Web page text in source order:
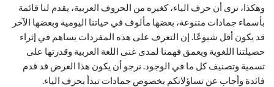
وهكذا، نرى أن حرف الياء، كغيره من الحروف العربية، يقدم لنا قائمة
بأسماء جمادات متنوعة، بعضها مألوف في حياتنا اليومية وبعضها الآخر
قد يكون أقل شيوعًا. إن التعرف على هذه المفردات يساهم في إثراء
حصيلتنا اللغوية ويعمق فهمنا لمدى غنى اللغة العربية وقدرتها على
تسمية وتصنيف كل ما في الوجود. نرجو أن يكون هذا العرض قد قدم
فائدة وأجاب عن تساؤلاتكم بخصوص جمادات تبدأ بحرف الياء.